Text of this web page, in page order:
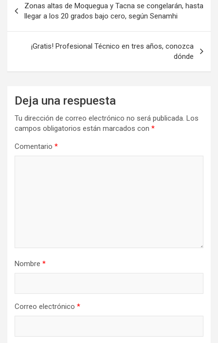
de
entradas
Zonas altas de Moquegua y Tacna se congelarán, hasta
llegar a los 20 grados bajo cero, según Senamhi
¡Gratis! Profesional Técnico en tres años, conozca
dónde
Deja una respuesta
Tu dirección de correo electrónico no será publicada. Los
campos obligatorios están marcados con *
Comentario *
Nombre *
Correo electrónico *